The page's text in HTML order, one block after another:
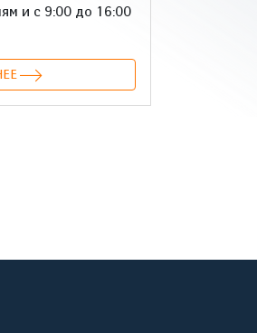
и с 9:00 до 16:00